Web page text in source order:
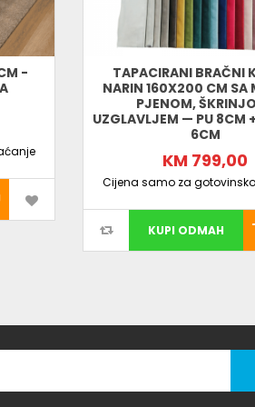
-
TAPACIRANI BRAČNI
NARIN 160X200 CM SA
PJENOM,
UZGLAVLJEM — PU 8CM
6CM
KM 799,00
Cijena samo za
KUPI ODMAH